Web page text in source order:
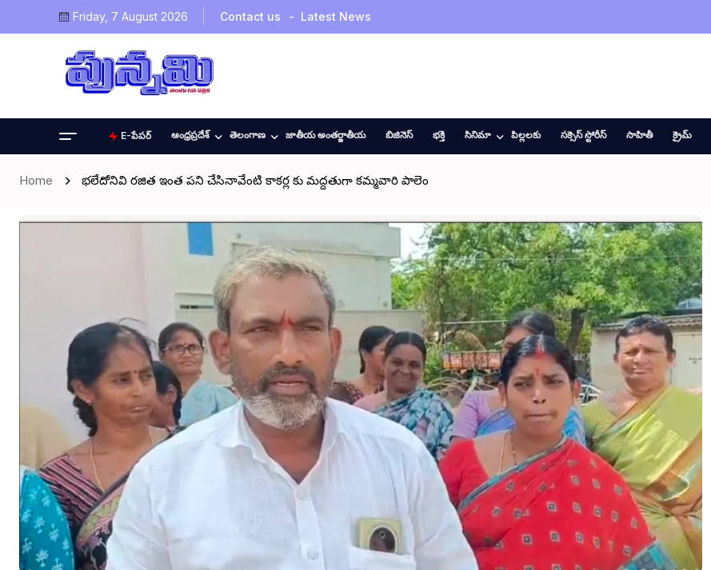
Friday, 7 August 2026 Contact us Latest News
E-పేపర్ ఆంధ్రప్రదేశ్ తెలంగాణ జాతీయ అంతర్జాతీయ బిజినెస్ భక్తి సినిమా పిల్లలకు సక్సెస్ స్టోరీస్ సాహితీ క్రైమ్
Home భలేదోనివి రజిత ఇంత పని చేసినావేంటి కాకర్ల కు మద్దతుగా కమ్మవారి పాలెం